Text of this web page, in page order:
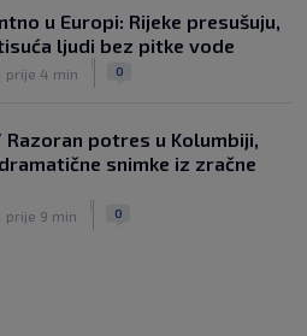
Rijeke: Imam prijatelja iz
nahvalio mi je vašu ligu
u Europi: Rijeke presušuju,
ljudi bez pitke vode
prije 4 min 0
Razoran potres u Kolumbiji,
snimke iz zračne
prije 9 min 0